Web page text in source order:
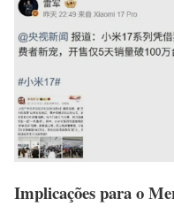
Implicações para o